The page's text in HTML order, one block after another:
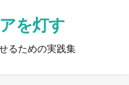
を灯す
るための実践集